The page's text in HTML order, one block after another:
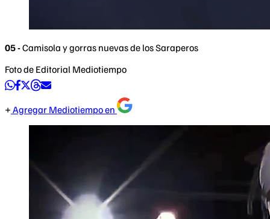
05 -Camisola y gorras nuevas de los Saraperos
Foto de Editorial Mediotiempo
Agregar Mediotiempo en